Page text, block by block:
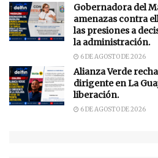
Gobernadora del
amenazas contra
las presiones a
la administración.
6 DE AGOSTO DE 2026
Alianza Verde
dirigente en La
liberación.
6 DE AGOSTO DE 2026